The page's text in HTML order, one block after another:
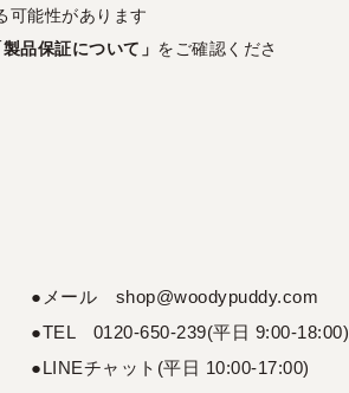
可能性があります
製品保証について」 をご確認くださ
●メール shop@woodypuddy.com
●TEL 0120-650-239(平日 9:00-18:00)
●LINEチャット(平日 10:00-17:00)